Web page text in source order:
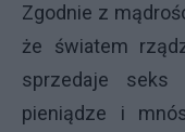
Zgodnie z
że światem
sprzedaje seks
pieniądze i